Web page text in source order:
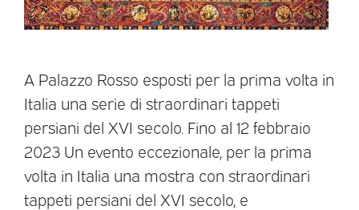
A Palazzo Rosso esposti per la prima volta in
Italia una serie di straordinari tappeti
persiani del XVI secolo. Fino al 12 febbraio
2023 Un evento eccezionale, per la prima
volta in Italia una mostra con straordinari
tappeti persiani del XVI secolo, e